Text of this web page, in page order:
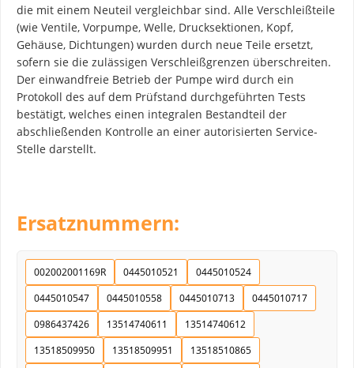
die mit einem Neuteil vergleichbar sind. Alle Verschleißteile
(wie Ventile, Vorpumpe, Welle, Drucksektionen, Kopf,
Gehäuse, Dichtungen) wurden durch neue Teile ersetzt,
sofern sie die zulässigen Verschleißgrenzen überschreiten.
Der einwandfreie Betrieb der Pumpe wird durch ein
Protokoll des auf dem Prüfstand durchgeführten Tests
bestätigt, welches einen integralen Bestandteil der
abschließenden Kontrolle an einer autorisierten Service-
Stelle darstellt.
Ersatznummern:
002002001169R 0445010521
0445010524
0445010547
0445010558 0445010713
0445010717
0986437426
13514740611
13514740612
13518509950
13518509951
13518510865